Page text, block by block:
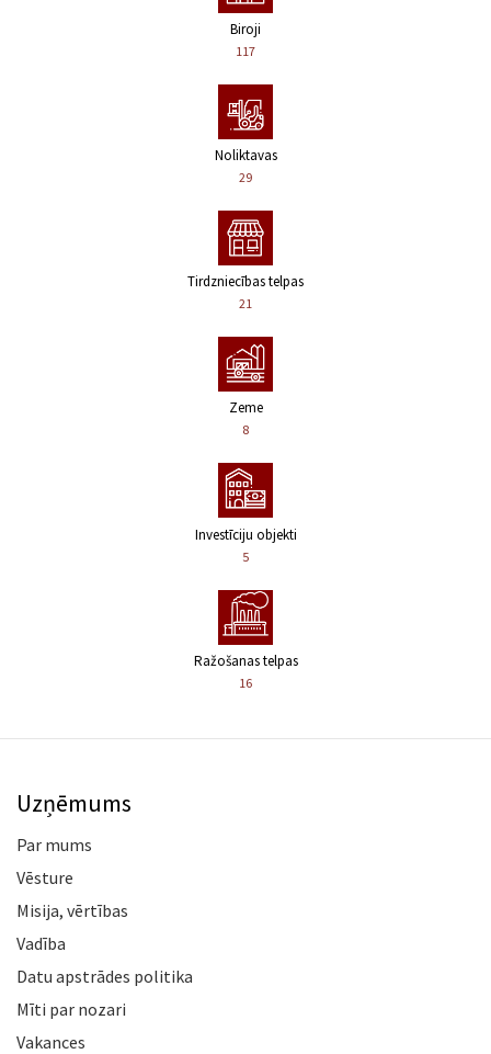
Biroji
117
Noliktavas
29
Tirdzniecības telpas
21
Zeme
8
Investīciju objekti
5
Ražošanas telpas
16
Uzņēmums
Par mums
Vēsture
Misija, vērtības
Vadība
Datu apstrādes politika
Mīti par nozari
Vakances